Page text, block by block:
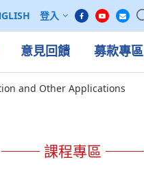
登入
意見回饋 募款專區
and Other Applications
課程專區